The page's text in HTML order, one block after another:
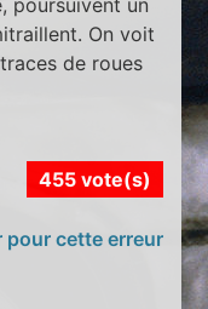
poursuivent un
On voit
de roues
455 vote(s)
pour cette erreur